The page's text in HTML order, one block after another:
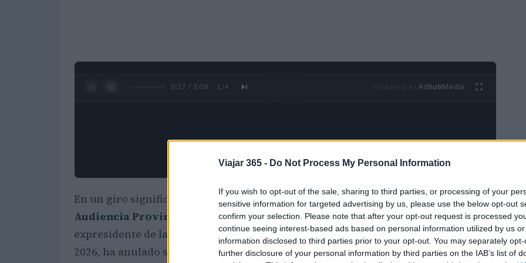
Viajar 365 - Do Not Process My Personal Information
If you wish to opt-out of the sale, sharing to third parties, or processing of your
sensitive information for targeted advertising by us, please use the below opt-out
confirm your selection. Please note that after your opt-out request is processed
continue seeing interest-based ads based on personal information utilized by us
information disclosed to third parties prior to your opt-out. You may separately
further disclosure of your personal information by third parties on the IAB’s list of
0:28 / 3:09 1 /4 AdhubMedia
En un giro significativo del caso de ladanadel 29 de octubre de 2026, la
Audiencia Provincial de Valenciaha admitido la personación de Carlos Mazón,
expresidente de la Generalitat Valenciana. Esta decisión, tomada el 3 dejuniode
2026, ha anulado su citación como testigo y le ha otorgado derechos procesales